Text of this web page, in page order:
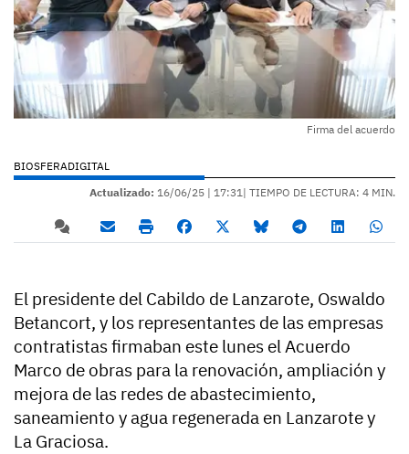
Firma del acuerdo
BIOSFERADIGITAL
Actualizado: 16/06/25 | 17:31| TIEMPO DE LECTURA: 4 MIN.
El presidente del Cabildo de Lanzarote, Oswaldo
Betancort, y los representantes de las empresas
contratistas firmaban este lunes el Acuerdo
Marco de obras para la renovación, ampliación y
mejora de las redes de abastecimiento,
saneamiento y agua regenerada en Lanzarote y
La Graciosa.